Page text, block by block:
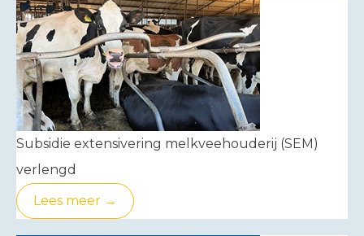
Subsidie extensivering melkveehouderij (SEM)
verlengd
Lees meer →